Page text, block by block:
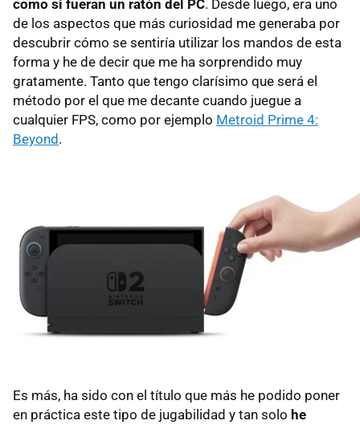
como si fueran un ratón del PC. Desde luego, era uno
de los aspectos que más curiosidad me generaba por
descubrir cómo se sentiría utilizar los mandos de esta
forma y he de decir que me ha sorprendido muy
gratamente. Tanto que tengo clarísimo que será el
método por el que me decante cuando juegue a
cualquier FPS, como por ejemplo Metroid Prime 4:
Beyond .
Es más, ha sido con el título que más he podido poner
en práctica este tipo de jugabilidad y tan solo he